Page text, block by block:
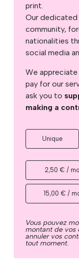
print.
Our
community,
nationalities
social media
We
pay for our
ask you to
making a
Unique
2,50 € /
15,00 € /
Vous pouvez
montant de vos
annuler vos
tout moment.